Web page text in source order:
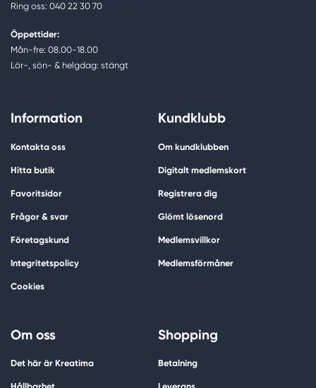
Ring oss: 040 22 30 70
Öppettider:
Mån-fre: 08.00-18.00
Lör-, sön- & helgdag: stängt
Information
Kontakta oss
Hitta butik
Favoritsidor
Frågor & svar
Företagskund
Integritetspolicy
Cookies
Kundklubb
Om kundklubben
Digitalt medlemskort
Registrera dig
Glömt lösenord
Medlemsvillkor
Medlemsförmåner
Om oss
Det här är Kreatima
Shopping
Betalning